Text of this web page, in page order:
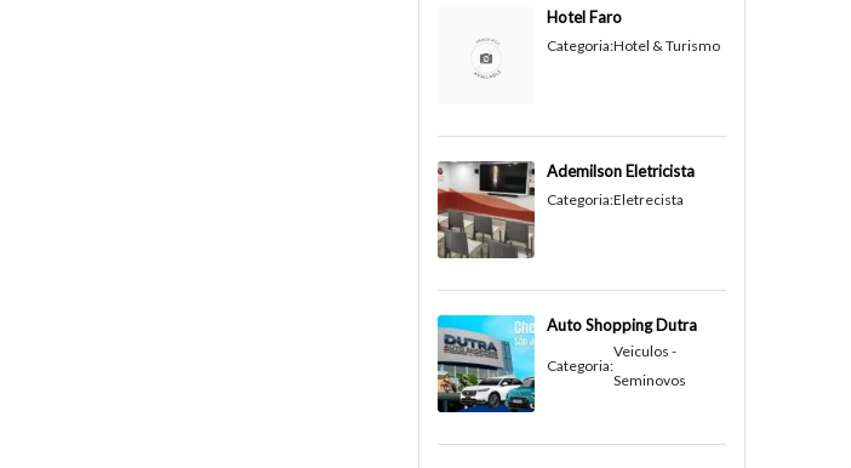
Hotel Faro
Categoria:Hotel & Turismo
Ademilson Eletricista
Categoria:Eletrecista
Auto Shopping Dutra
Categoria:
Veiculos -
Seminovos